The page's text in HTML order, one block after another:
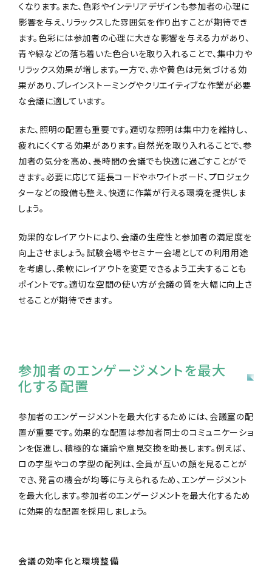
くなります。また、色彩やインテリアデザインも参加者の心理に
影響を与え、リラックスした雰囲気を作り出すことが期待でき
ます。色彩には参加者の心理に大きな影響を与える力があり、
青や緑などの落ち着いた色合いを取り入れることで、集中力や
リラックス効果が増します。一方で、赤や黄色は元気づける効
果があり、ブレインストーミングやクリエイティブな作業が必要
な会議に適しています。
また、照明の配置も重要です。適切な照明は集中力を維持し、
疲れにくくする効果があります。自然光を取り入れることで、参
加者の気分を高め、長時間の会議でも快適に過ごすことがで
きます。必要に応じて延長コードやホワイトボード、プロジェク
ターなどの設備も整え、快適に作業が行える環境を提供しま
しょう。
効果的なレイアウトにより、会議の生産性と参加者の満足度を
向上させましょう。試験会場やセミナー会場としての利用用途
を考慮し、柔軟にレイアウトを変更できるよう工夫することも
ポイントです。適切な空間の使い方が会議の質を大幅に向上さ
せることが期待できます。
参加者のエンゲージメントを最大
化する配置
参加者のエンゲージメントを最大化するためには、会議室の配
置が重要です。効果的な配置は参加者同士のコミュニケーショ
ンを促進し、積極的な議論や意見交換を助長します。例えば、
ロの字型やコの字型の配列は、全員が互いの顔を見ることが
でき、発言の機会が均等に与えられるため、エンゲージメント
を最大化します。参加者のエンゲージメントを最大化するため
に効果的な配置を採用しましょう。
会議の効率化と環境整備